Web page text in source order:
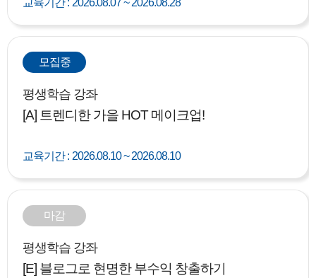
모집중
평생학습 강좌
[A] 트렌디한 가을 HOT 메이크업!
교육기간 : 2026.08.10 ~ 2026.08.10
마감
평생학습 강좌
[E] 블로그로 현명한 부수익 창출하기